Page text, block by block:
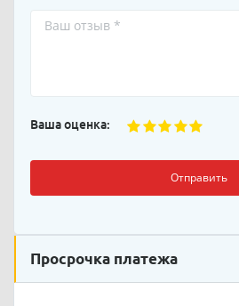
Ваша оценка:
Отправить
Просрочка платежа